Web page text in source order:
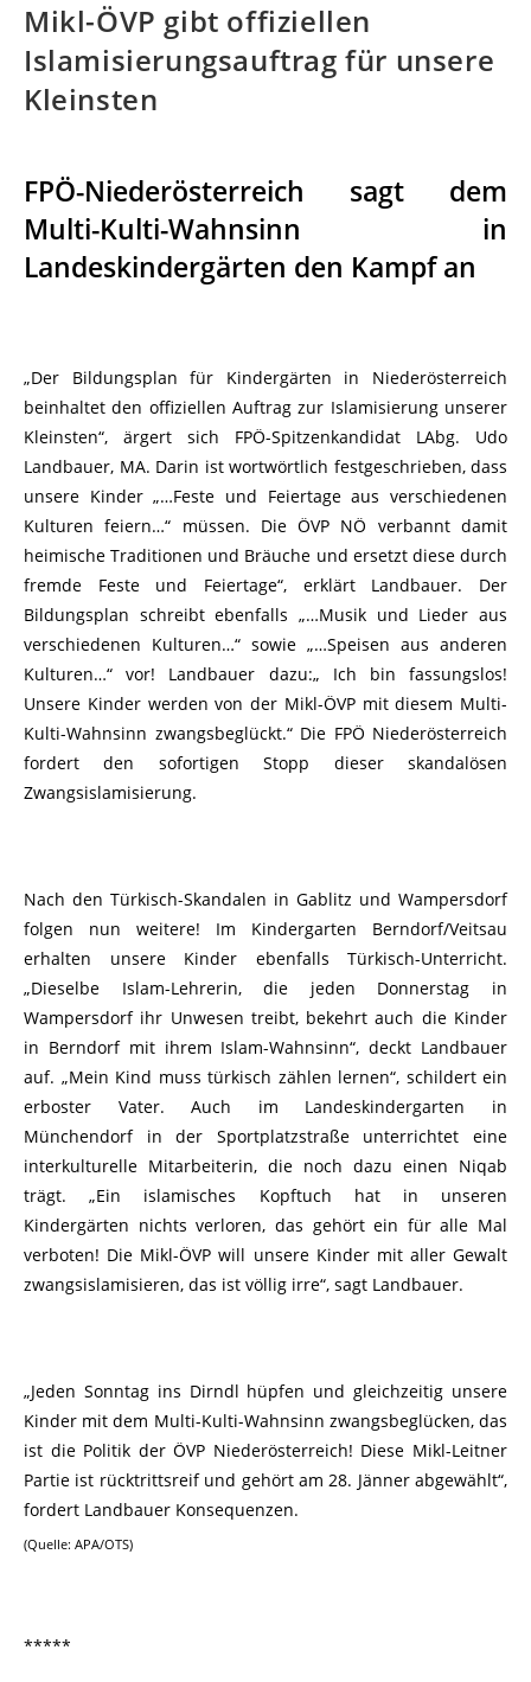
Mikl-ÖVP gibt offiziellen
Islamisierungsauftrag für unsere
Kleinsten
FPÖ-Niederösterreich sagt dem
Multi-Kulti-Wahnsinn in
Landeskindergärten den Kampf an
„Der Bildungsplan für Kindergärten in Niederösterreich
beinhaltet den offiziellen Auftrag zur Islamisierung unserer
Kleinsten“, ärgert sich FPÖ-Spitzenkandidat LAbg. Udo
Landbauer, MA. Darin ist wortwörtlich festgeschrieben, dass
unsere Kinder „…Feste und Feiertage aus verschiedenen
Kulturen feiern…“ müssen. Die ÖVP NÖ verbannt damit
heimische Traditionen und Bräuche und ersetzt diese durch
fremde Feste und Feiertage“, erklärt Landbauer. Der
Bildungsplan schreibt ebenfalls „…Musik und Lieder aus
verschiedenen Kulturen…“ sowie „…Speisen aus anderen
Kulturen…“ vor! Landbauer dazu:„ Ich bin fassungslos!
Unsere Kinder werden von der Mikl-ÖVP mit diesem Multi-
Kulti-Wahnsinn zwangsbeglückt.“ Die FPÖ Niederösterreich
fordert den sofortigen Stopp dieser skandalösen
Zwangsislamisierung.
Nach den Türkisch-Skandalen in Gablitz und Wampersdorf
folgen nun weitere! Im Kindergarten Berndorf/Veitsau
erhalten unsere Kinder ebenfalls Türkisch-Unterricht.
„Dieselbe Islam-Lehrerin, die jeden Donnerstag in
Wampersdorf ihr Unwesen treibt, bekehrt auch die Kinder
in Berndorf mit ihrem Islam-Wahnsinn“, deckt Landbauer
auf. „Mein Kind muss türkisch zählen lernen“, schildert ein
erboster Vater. Auch im Landeskindergarten in
Münchendorf in der Sportplatzstraße unterrichtet eine
interkulturelle Mitarbeiterin, die noch dazu einen Niqab
trägt. „Ein islamisches Kopftuch hat in unseren
Kindergärten nichts verloren, das gehört ein für alle Mal
verboten! Die Mikl-ÖVP will unsere Kinder mit aller Gewalt
zwangsislamisieren, das ist völlig irre“, sagt Landbauer.
„Jeden Sonntag ins Dirndl hüpfen und gleichzeitig unsere
Kinder mit dem Multi-Kulti-Wahnsinn zwangsbeglücken, das
ist die Politik der ÖVP Niederösterreich! Diese Mikl-Leitner
Partie ist rücktrittsreif und gehört am 28. Jänner abgewählt“,
fordert Landbauer Konsequenzen.
(Quelle: APA/OTS)
*****